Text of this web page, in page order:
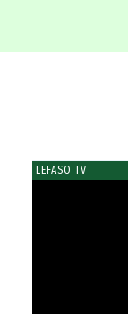
LEFASO TV